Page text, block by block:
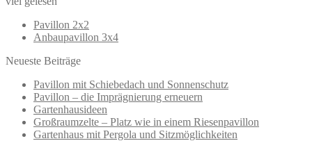
Pavillon 2x2
Anbaupavillon 3x4
Neueste Beiträge
Pavillon mit Schiebedach und Sonnenschutz
Pavillon – die Imprägnierung erneuern
Gartenhausideen
Großraumzelte – Platz wie in einem Riesenpavillon
Gartenhaus mit Pergola und Sitzmöglichkeiten